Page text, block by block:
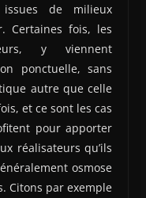
de milieux
Certaines fois, les
y viennent
ponctuelle, sans
autre que celle
et ce sont les cas
pour apporter
réalisateurs qu’ils
osmose
Citons par exemple